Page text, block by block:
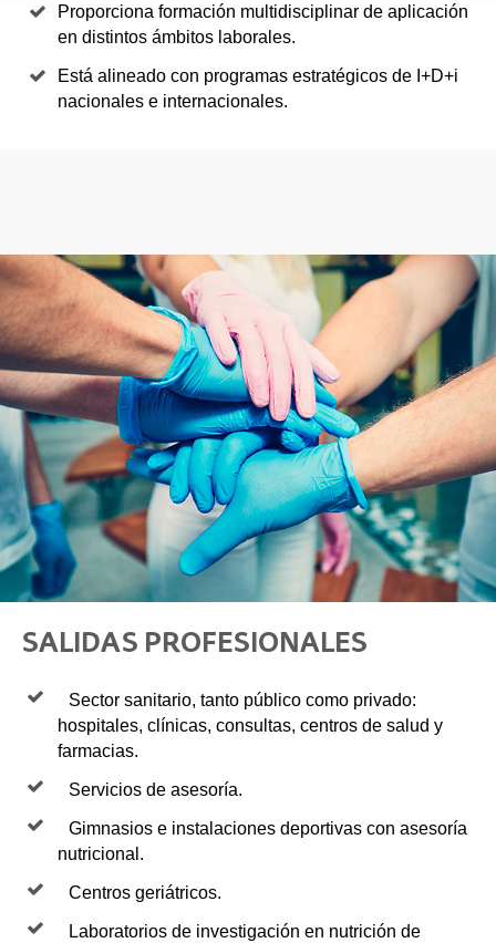
Proporciona formación multidisciplinar de aplicación
en distintos ámbitos laborales.
Está alineado con programas estratégicos de I+D+i
nacionales e internacionales.
SALIDAS PROFESIONALES
Sector sanitario, tanto público como privado:
hospitales, clínicas, consultas, centros de salud y
farmacias.
Servicios de asesoría.
Gimnasios e instalaciones deportivas con asesoría
nutricional.
Centros geriátricos.
Laboratorios de investigación en nutrición de